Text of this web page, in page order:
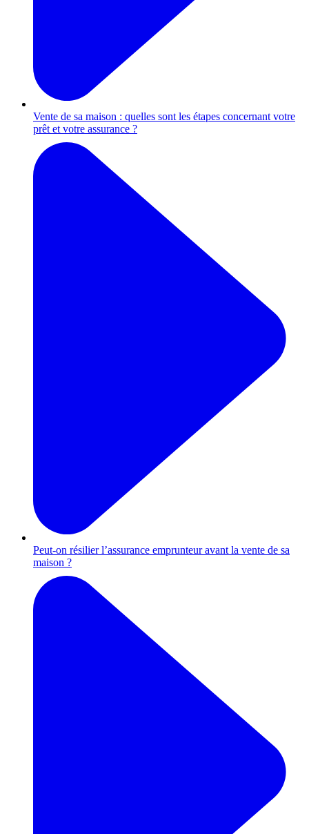
Vente de sa maison : quelles sont les étapes concernant votre
prêt et votre assurance ?
Peut-on résilier l’assurance emprunteur avant la vente de sa
maison ?